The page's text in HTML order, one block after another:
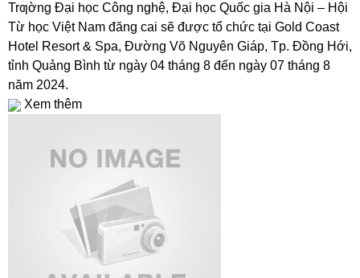
Trƣờng Đại học Công nghệ, Đại học Quốc gia Hà Nội – Hội
Từ học Việt Nam đăng cai sẽ được tổ chức tại Gold Coast
Hotel Resort & Spa, Đường Võ Nguyên Giáp, Tp. Đồng Hới,
tỉnh Quảng Bình từ ngày 04 tháng 8 đến ngày 07 tháng 8
năm 2024.
Xem thêm